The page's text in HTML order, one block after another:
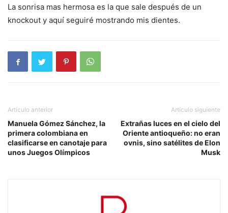
La sonrisa mas hermosa es la que sale después de un
knockout y aquí seguiré mostrando mis dientes.
Artículo anterior
Manuela Gómez Sánchez, la
primera colombiana en
clasificarse en canotaje para
unos Juegos Olímpicos
Artículo siguiente
Extrañas luces en el cielo del
Oriente antioqueño: no eran
ovnis, sino satélites de Elon
Musk